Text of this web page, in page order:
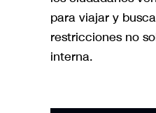
para viajar y
restricciones no
interna.